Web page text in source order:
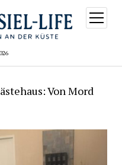
Menü
öffnen
Von Mord